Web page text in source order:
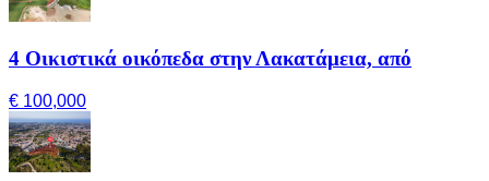
4 Οικιστικά οικόπεδα στην Λακατάμεια, από
€ 100,000